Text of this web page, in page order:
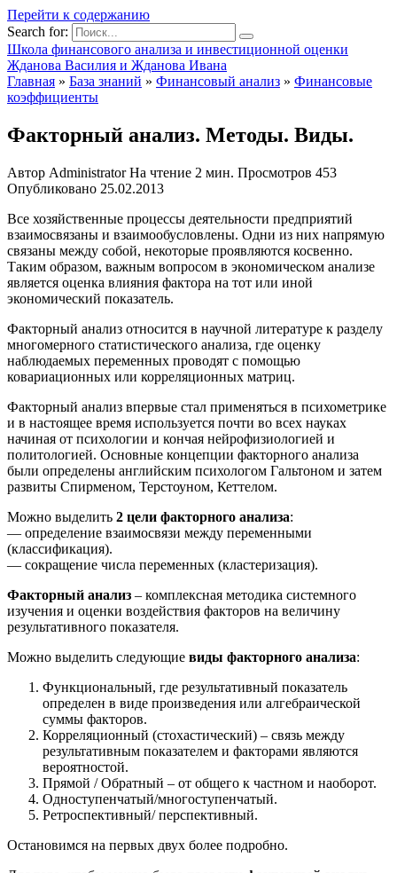
Перейти к содержанию
Search for:
Школа финансового анализа и инвестиционной оценки
Жданова Василия и Жданова Ивана
Главная » База знаний » Финансовый анализ » Финансовые
коэффициенты
Факторный анализ. Методы. Виды.
Автор Administrator На чтение 2 мин. Просмотров 453
Опубликовано 25.02.2013
Все хозяйственные процессы деятельности предприятий
взаимосвязаны и взаимообусловлены. Одни из них напрямую
связаны между собой, некоторые проявляются косвенно.
Таким образом, важным вопросом в экономическом анализе
является оценка влияния фактора на тот или иной
экономический показатель.
Факторный анализ относится в научной литературе к разделу
многомерного статистического анализа, где оценку
наблюдаемых переменных проводят с помощью
ковариационных или корреляционных матриц.
Факторный анализ впервые стал применяться в психометрике
и в настоящее время используется почти во всех науках
начиная от психологии и кончая нейрофизиологией и
политологией. Основные концепции факторного анализа
были определены английским психологом Гальтоном и затем
развиты Спирменом, Терстоуном, Кеттелом.
Можно выделить 2 цели факторного анализа:
— определение взаимосвязи между переменными
(классификация).
— сокращение числа переменных (кластеризация).
Факторный анализ – комплексная методика системного
изучения и оценки воздействия факторов на величину
результативного показателя.
Можно выделить следующие виды факторного анализа:
Функциональный, где результативный показатель
определен в виде произведения или алгебраической
суммы факторов.
Корреляционный (стохастический) – связь между
результативным показателем и факторами являются
вероятностой.
Прямой / Обратный – от общего к частном и наоборот.
Одноступенчатый/многоступенчатый.
Ретроспективный/ перспективный.
Остановимся на первых двух более подробно.